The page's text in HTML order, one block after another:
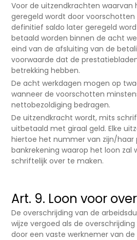
Voor de uitzendkrachten waarvan
geregeld wordt door
definitief saldo later geregeld
betaald worden binnen de acht
eind van de afsluiting van de
voorwaarde dat de
betrekking hebben.
De acht werkdagen mogen op
wanneer de voorschotten
nettobezoldiging bedragen.
De uitzendkracht wordt, mits
uitbetaald met giraal geld. Elke
hiertoe het nummer van zijn/haar
bankrekening waarop het loon zal
schriftelijk over te maken.
Art. 9. Loon voor
De overschrijding van de
wijze vergoed als de
door een vaste werknemer van de